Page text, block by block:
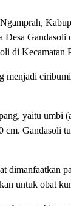
di Kecamatan
menjadi
yaitu umbi
Gandasoli
dimanfaatkan
untuk obat